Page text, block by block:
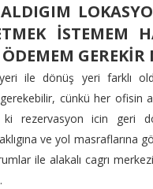
İSTEMEM
GEREKİR
ile dönüş yeri farklı
cünkü her ofisin
rezervasyon icin geri
ve yol masraflarına
ile alakalı cagrı